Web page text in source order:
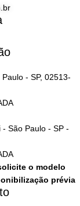
- SP, 02513-
São Paulo - SP -
o modelo
prévia